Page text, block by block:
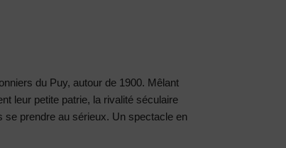
du Puy, autour de 1900. Mêlant
leur petite patrie, la rivalité séculaire
prendre au sérieux. Un spectacle en